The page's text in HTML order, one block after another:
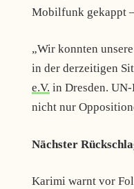
Mobilfunk gekappt
„Wir konnten
in der derzeitigen
e.V. in Dresden.
nicht nur
Nächster
Karimi warnt vor